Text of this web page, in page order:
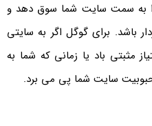
را به سمت سایت شما سوق دهد و
باشد. برای گوگل اگر به سایتی
مثبتی باد یا زمانی که شما به
سایت شما پی می برد.